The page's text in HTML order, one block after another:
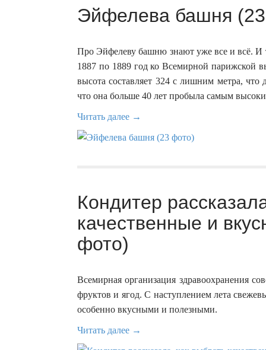
Эйфелева башня
Про Эйфелеву башню знают уже все и всё. И
1887 по 1889 год ко Всемирной парижской
высота составляет 324 с лишним метра,
что она больше 40 лет пробыла самым
Читать далее →
Кондитер
качественные и
фото)
Всемирная организация здравоохранения
фруктов и ягод. С наступлением лета
особенно вкусными и полезными.
Читать далее →